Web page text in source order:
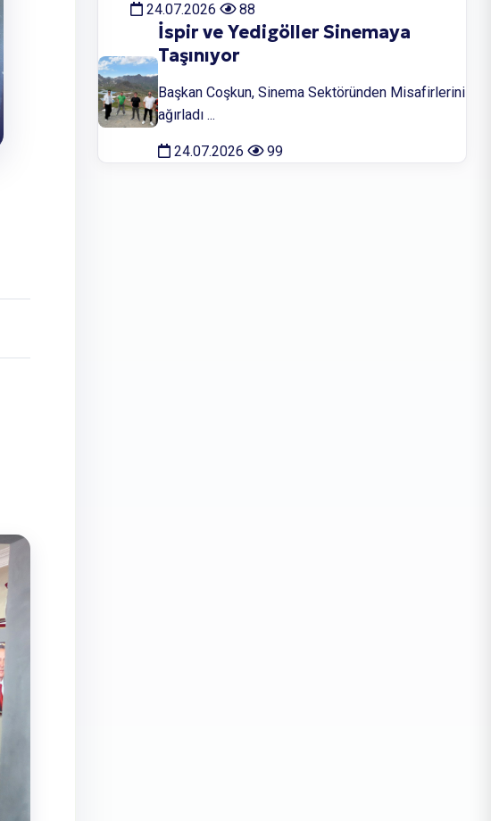
24.07.2026 88
İspir ve Yedigöller Sinemaya
Taşınıyor
Başkan Coşkun, Sinema Sektöründen Misafirlerini
ağırladı ...
24.07.2026 99